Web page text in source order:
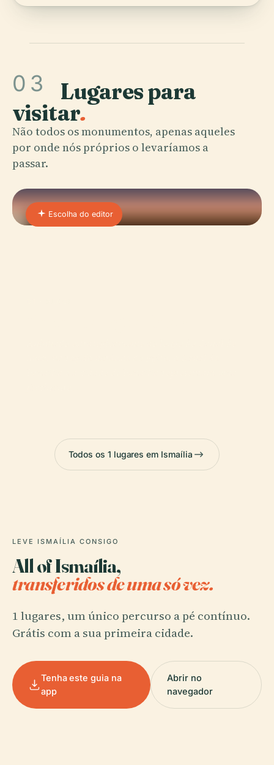
03 Lugares para
visitar.
Não todos os monumentos, apenas aqueles
por onde nós próprios o levaríamos a
passar.
Escolha do editor
Todos os 1 lugares em Ismaília
LEVE ISMAÍLIA CONSIGO
All of Ismaília,
transferidos de uma só vez.
1 lugares, um único percurso a pé contínuo.
Grátis com a sua primeira cidade.
Tenha este guia na
app
Abrir no
navegador